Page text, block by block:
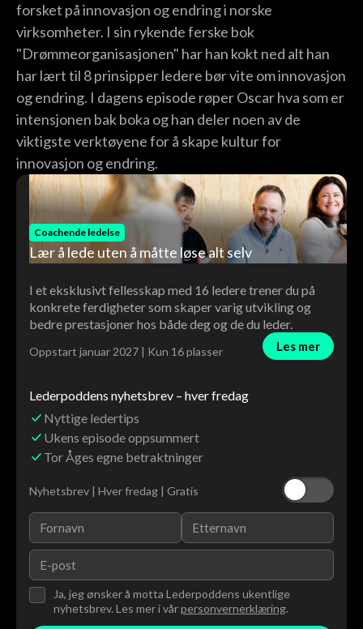
forsket på innovasjon og endring i norske
virksomheter. I sin rykende ferske bok
"Drømmeorganisasjonen" har han kokt ned alt han
har lært til 8 prinsipper ledere bør vite om innovasjon
og endring. I dagens episode røper Oscar hva som er
intensjonen bak boka og han deler noen av de
viktigste verktøyene for å skape kultur for
innovasjon og endring.
Lederpoddens nyhetsbrev – hver fredag
Nyttige ledertips
Ukens episode oppsummert
Tor Åges egne betraktninger
Nyhetsbrev | Hver fredag | Gratis
Ja, jeg ønsker å motta Lederpoddens ukentlige
nyhetsbrev. Les mer i vårpersonvernerklæring.
Coachende ledelse
Lær å lede uten å måtte løse alt selv
I et eksklusivt fellesskap med 16 ledere trener du på
konkrete ferdigheter som skaper varig utvikling og
bedre prestasjoner hos både deg og de du leder.
Oppstart januar 2027 | Kun 16 plasser Les mer